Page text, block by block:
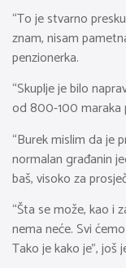
“To je stvarno
znam, nisam
penzionerka.
“Skuplje je bilo
od 800-100 maraka
“Burek mislim da je
normalan građanin
baš, visoko za
“Šta se može, kao i
nema neće. Svi
Tako je kako je”, još